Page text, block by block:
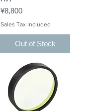
Price
¥8,800
Sales Tax Included
Out of Stock